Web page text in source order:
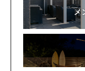
メ